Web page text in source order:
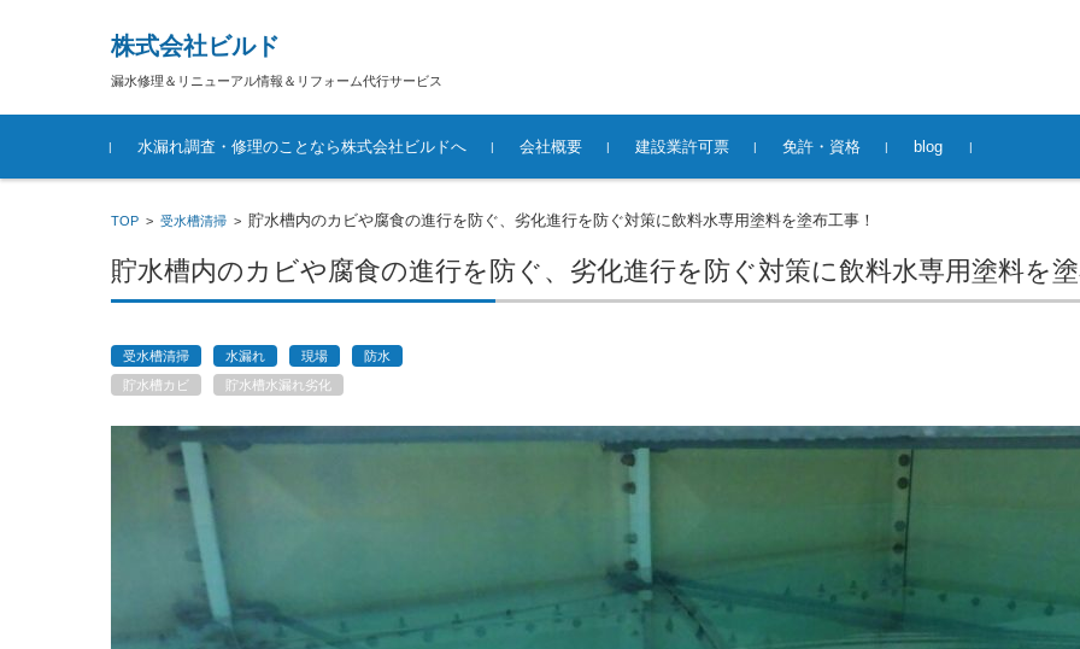
株式会社ビルド
漏水修理＆リニューアル情報＆リフォーム代行サービス
コンテンツに移動
水漏れ調査・修理のことなら株式会社ビルドへ
会社概要 建設業許可票 免許・資格 blog
TOP > 受水槽清掃 > 貯水槽内のカビや腐食の進行を防ぐ、劣化進行を防ぐ対策に飲料水専用塗料を塗布工事！
貯水槽内のカビや腐食の進行を防ぐ、劣化進行を防ぐ対策に飲料水専用塗料を
受水槽清掃 水漏れ 現場
防水
貯水槽カビ
貯水槽水漏れ劣化